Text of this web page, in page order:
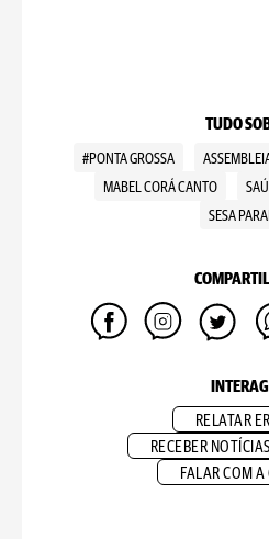
TUDO
#PONTA GROSSA
MABEL CORÁ CANTO
SESA
RELATAR
RECEBER
FALAR COM A